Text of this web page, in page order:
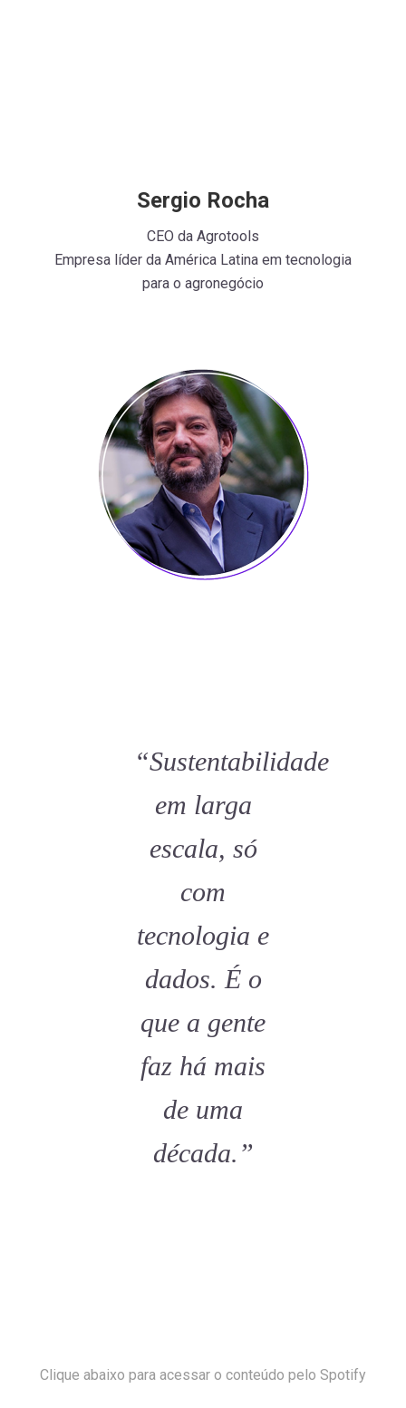
Sergio Rocha
CEO da Agrotools
Empresa líder da América Latina em tecnologia
para o agronegócio
“Sustentabilidade
em larga
escala, só
com
tecnologia e
dados. É o
que a gente
faz há mais
de uma
década.”
Clique abaixo para acessar o conteúdo pelo Spotify